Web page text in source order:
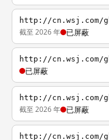
http://cn.wsj.com/
截至 2026 年 已屏蔽
http://cn.wsj.com/
已屏蔽
http://cn.wsj.com/
截至 2026 年 已屏蔽
http://cn.wsj.com/